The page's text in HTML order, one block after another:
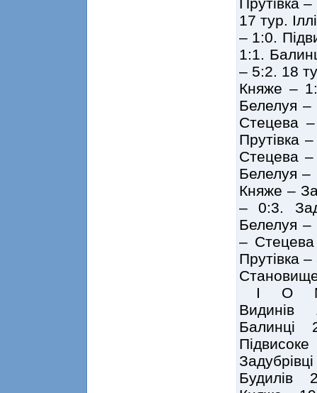
17 тур.
– 1:0.
1:1.
– 5:2. 18
Княже –
Белелуя
Стецева
Прутівка
Стецева
Белелуя –
Княже –
– 0:3.
Белелуя –
–
Прутівка
І О